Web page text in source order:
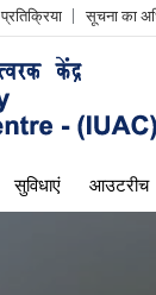
प्रतिक्रिया सूचना का
सुविधाएं आउटरीच